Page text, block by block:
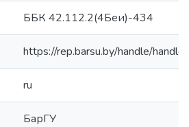
ББК 42.112.2(4Беи)-434
https://rep.barsu.by/handle/
ru
БарГУ